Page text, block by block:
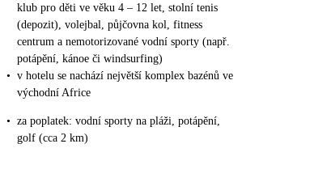
klub pro děti ve věku 4 – 12 let, stolní tenis
(depozit), volejbal, půjčovna kol, fitness
centrum a nemotorizované vodní sporty (např.
potápění, kánoe či windsurfing)
• v hotelu se nachází největší komplex bazénů ve
východní Africe
• za poplatek: vodní sporty na pláži, potápění,
golf (cca 2 km)